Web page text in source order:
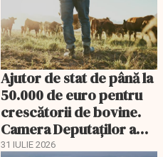
Ajutor de stat de până la
50.000 de euro pentru
crescătorii de bovine.
Camera Deputaților a
aprobat schema
31 IULIE 2026